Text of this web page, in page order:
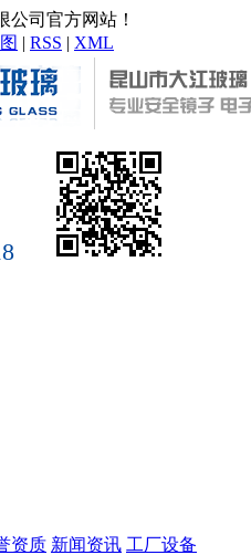
公司官方网站！
| RSS | XML
资质 新闻资讯 工厂设备